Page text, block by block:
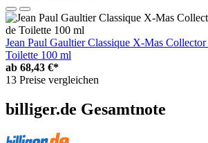
Jean Paul Gaultier Classique X-Mas
Toilette 100 ml
ab 68,43 €*
13 Preise vergleichen
billiger.de Gesamtnote